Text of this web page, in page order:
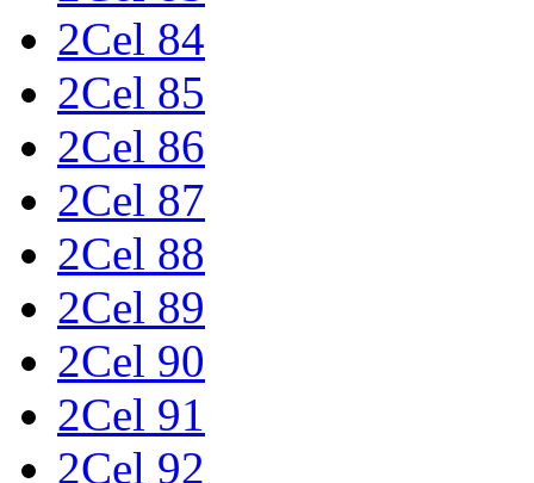
2Cel 84
2Cel 85
2Cel 86
2Cel 87
2Cel 88
2Cel 89
2Cel 90
2Cel 91
2Cel 92